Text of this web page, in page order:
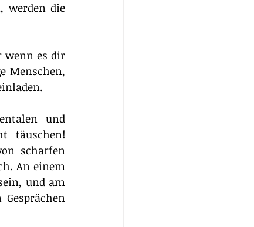
werden die
wenn es dir
Menschen,
und
täuschen!
scharfen
An einem
und am